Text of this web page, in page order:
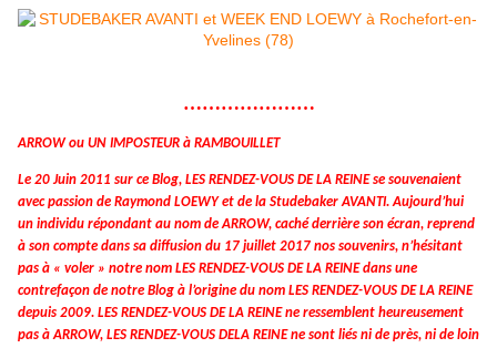
…………………
ARROW ou UN IMPOSTEUR à RAMBOUILLET
Le 20 Juin 2011 sur ce Blog, LES RENDEZ-VOUS DE LA REINE se souvenaient
avec passion de Raymond LOEWY et de la Studebaker AVANTI. Aujourd’hui
un individu répondant au nom de ARROW, caché derrière son écran, reprend
à son compte dans sa diffusion du 17 juillet 2017 nos souvenirs, n’hésitant
pas à « voler » notre nom LES RENDEZ-VOUS DE LA REINE dans une
contrefaçon de notre Blog à l’origine du nom LES RENDEZ-VOUS DE LA REINE
depuis 2009. LES RENDEZ-VOUS DE LA REINE ne ressemblent heureusement
pas à ARROW, LES RENDEZ-VOUS DELA REINE ne sont liés ni de près, ni de loin